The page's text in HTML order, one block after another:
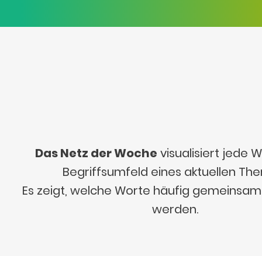
Das Netz der Woche visualisiert jede
Begriffsumfeld eines aktuellen
Es zeigt, welche Worte häufig
werden.